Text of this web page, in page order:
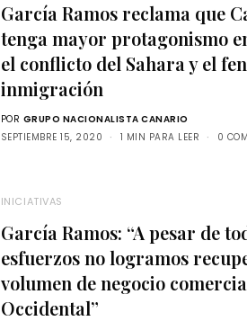
García Ramos reclama que
tenga mayor protagonismo
el conflicto del Sahara y el
inmigración
POR GRUPO NACIONALISTA CANARIO
SEPTIEMBRE 15, 2020
1 MIN PARA LEER 0
INICIATIVAS
García Ramos: “A pesar de
esfuerzos no logramos
volumen de negocio
Occidental”